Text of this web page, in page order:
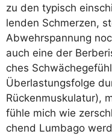
zu den typisch
len­den Schmer­zen,
Abwehr­span­nung
auch eine der
ches
Über­las­tungs­fol­ge
Rücken­mus­ku­la­tur),
füh­le mich wie
chend Lum­ba­go